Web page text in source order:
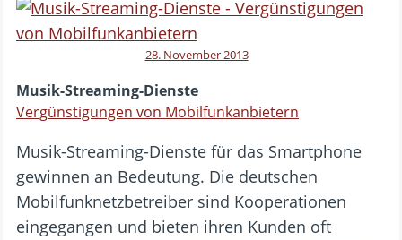
28. November 2013
Musik-Streaming-Dienste
Vergünstigungen von Mobilfunkanbietern
Musik-Streaming-Dienste für das Smartphone
gewinnen an Bedeutung. Die deutschen
Mobilfunknetzbetreiber sind Kooperationen
eingegangen und bieten ihren Kunden oft